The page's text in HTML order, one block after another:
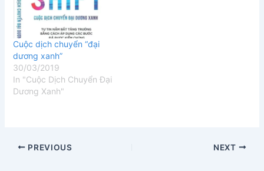
Cuộc dịch chuyển “đại
dương xanh”
30/03/2019
In "Cuộc Dịch Chuyển Đại
Dương Xanh"
PREVIOUS NEXT